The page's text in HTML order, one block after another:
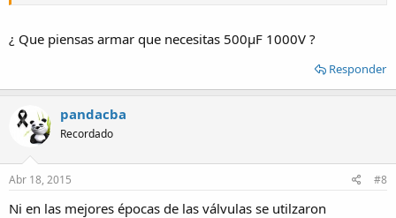
¿ Que piensas armar que necesitas 500µF 1000V ?
Responder
pandacba
Recordado
Abr 18, 2015 #8
Ni en las mejores épocas de las válvulas se utilzaron